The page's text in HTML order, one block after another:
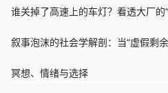
谁关掉了高速上的车灯？看透大厂的
叙事泡沫的社会学解剖：当“虚假剩
冥想、情绪与选择